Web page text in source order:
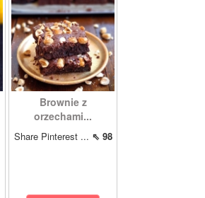
Brownie z
orzechami...
Share Pinterest ... ⇖ 98